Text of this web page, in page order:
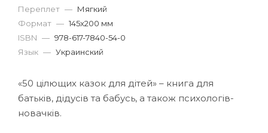
Переплет — Мягкий
Формат — 145x200 мм
ISBN — 978-617-7840-54-0
Язык — Украинский
«50 цілющих казок для дітей» – книга для
батьків, дідусів та бабусь, а також психологів-
новачків.